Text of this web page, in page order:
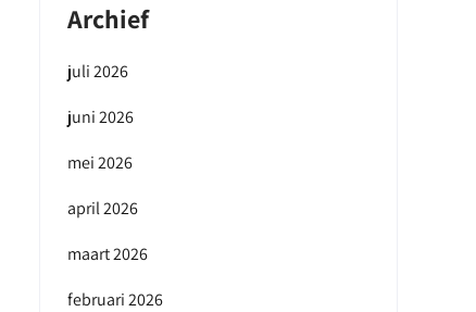
Archief
juli 2026
juni 2026
mei 2026
april 2026
maart 2026
februari 2026